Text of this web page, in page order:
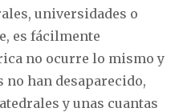
universidades o
es fácilmente
no ocurre lo mismo y
han desaparecido,
y unas cuantas